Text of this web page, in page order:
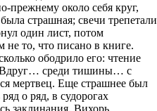
прежнему около себя круг,
страшная; свечи трепетали
один лист, потом
не то, что писано в книге.
ободрило его: чтение
Вдруг… среди тишины… с
мертвец. Еще страшнее был
о ряд, в судорогах
заклинания. Вихорь